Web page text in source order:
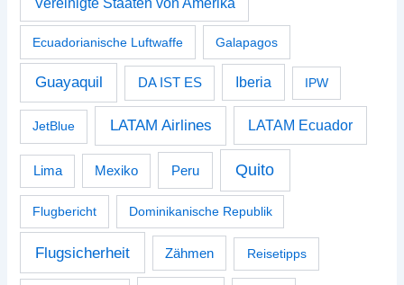
Vereinigte Staaten von Amerika
Ecuadorianische Luftwaffe Galapagos
Guayaquil DA IST ES Iberia IPW
JetBlue LATAM Airlines LATAM Ecuador
Lima Mexiko Peru Quito
Flugbericht Dominikanische Republik
Flugsicherheit Zähmen Reisetipps